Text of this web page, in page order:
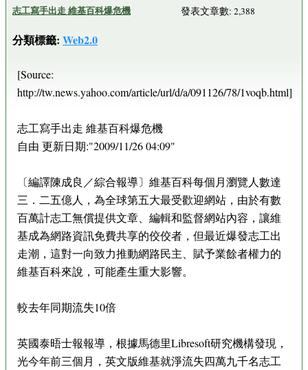
志工寫手出走 維基百科爆危機
分類標籤: Web2.0
發表文章數: 2,388
[Source:
http://tw.news.yahoo.com/article/url/d/a/091126/78/1voqb.html]
志工寫手出走 維基百科爆危機
自由 更新日期:"2009/11/26 04:09"
〔編譯陳成良／綜合報導〕維基百科每個月瀏覽人數達
三．二五億人，為全球第五大最受歡迎網站，由於有數
百萬計志工無償提供文章、編輯和監督網站內容，讓維
基成為網路資訊免費共享的佼佼者，但最近爆發志工出
走潮，這對一向致力推動網路民主、賦予業餘者權力的
維基百科來說，可能產生重大影響。
較去年同期流失10倍
英國泰晤士報報導，根據馬德里Libresoft研究機構發現，
光今年前三個月，英文版維基就淨流失四萬九千名志工